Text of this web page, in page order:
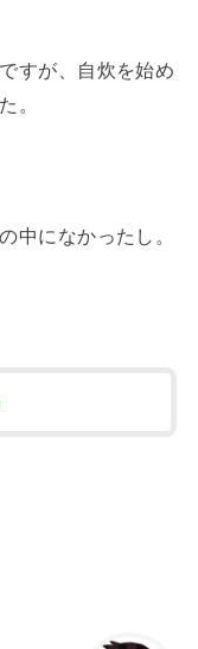
すが、自炊を始め
。
中になかったし。